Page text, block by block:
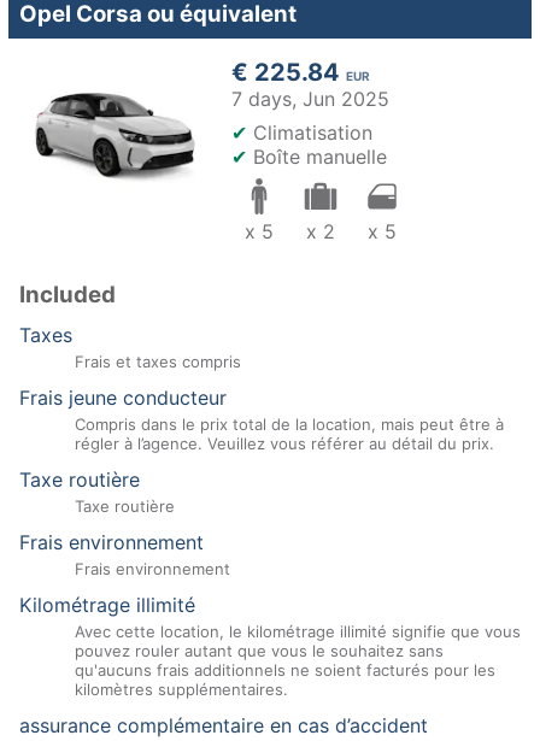
Opel Corsa ou équivalent
€ 225.84 EUR
7 days, Jun 2025
✔ Climatisation
✔ Boîte manuelle
x 5 x 2 x 5
Included
Taxes
Frais et taxes compris
Frais jeune conducteur
Compris dans le prix total de la location, mais peut être à
régler à l’agence. Veuillez vous référer au détail du prix.
Taxe routière
Taxe routière
Frais environnement
Frais environnement
Kilométrage illimité
Avec cette location, le kilométrage illimité signifie que vous
pouvez rouler autant que vous le souhaitez sans
qu'aucuns frais additionnels ne soient facturés pour les
kilomètres supplémentaires.
assurance complémentaire en cas d’accident